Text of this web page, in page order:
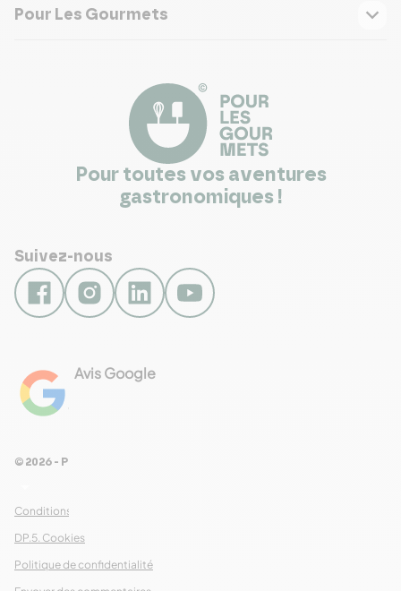
Pour Les Gourmets
Pour toutes vos aventures
gastronomiques !
Suivez-nous
Avis Google
Conditions Générales de Ventes
DP.5. Cookies
Politique de confidentialité
© 2026 - Pour Les Gourmets